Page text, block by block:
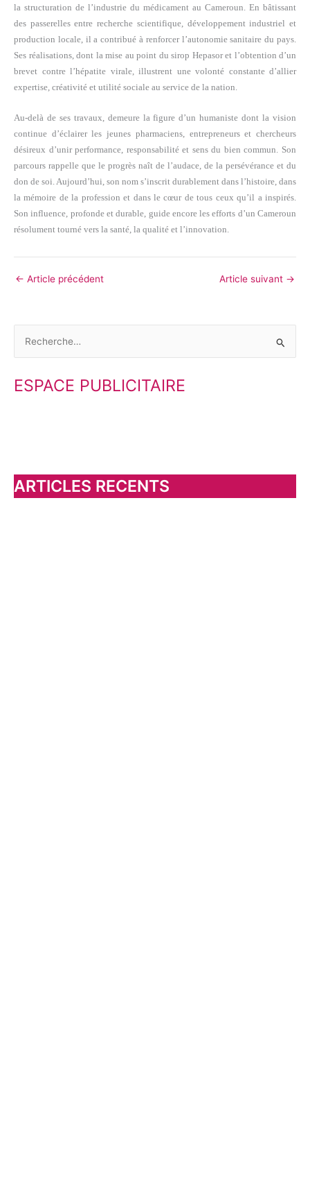
la structuration de l’industrie du médicament au Cameroun. En bâtissant
des passerelles entre recherche scientifique, développement industriel et
production locale, il a contribué à renforcer l’autonomie sanitaire du pays.
Ses réalisations, dont la mise au point du sirop Hepasor et l’obtention d’un
brevet contre l’hépatite virale, illustrent une volonté constante d’allier
expertise, créativité et utilité sociale au service de la nation.
Au-delà de ses travaux, demeure la figure d’un humaniste dont la vision
continue d’éclairer les jeunes pharmaciens, entrepreneurs et chercheurs
désireux d’unir performance, responsabilité et sens du bien commun. Son
parcours rappelle que le progrès naît de l’audace, de la persévérance et du
don de soi. Aujourd’hui, son nom s’inscrit durablement dans l’histoire, dans
la mémoire de la profession et dans le cœur de tous ceux qu’il a inspirés.
Son influence, profonde et durable, guide encore les efforts d’un Cameroun
résolument tourné vers la santé, la qualité et l’innovation.
← Article précédent Article suivant →
c
h
e
ESPACE PUBLICITAIRE
ARTICLES RECENTS